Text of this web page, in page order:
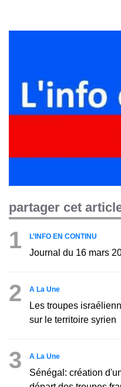
partager cet
1 L’INFO EN CONTINU
Journal du 16 mars
2 A La Une
Les troupes
sur le territoire syrien
3 A La Une
Sénégal: création